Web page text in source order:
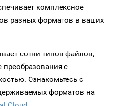
комплексное
разных форматов в ваших
сотни типов файлов,
с
Ознакомьтесь с
форматов на